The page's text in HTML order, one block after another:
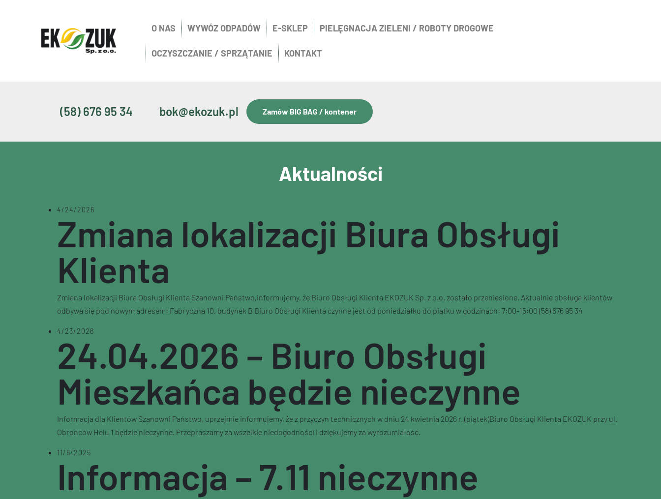
O NAS WYWÓZ ODPADÓW E-SKLEP PIELĘGNACJA ZIELENI / ROBOTY DROGOWE
OCZYSZCZANIE / SPRZĄTANIE KONTAKT
(58) 676 95 34 bok@ekozuk.pl Zamów BIG BAG / kontener
Aktualności
4/24/2026
Zmiana lokalizacji Biura Obsługi
Klienta
Zmiana lokalizacji Biura Obsługi Klienta Szanowni Państwo,informujemy, że Biuro Obsługi Klienta EKOZUK Sp. z o.o. zostało przeniesione. Aktualnie obsługa klientów
odbywa się pod nowym adresem: Fabryczna 10, budynek B Biuro Obsługi Klienta czynne jest od poniedziałku do piątku w godzinach: 7:00-15:00 (58) 676 95 34
4/23/2026
24.04.2026 – Biuro Obsługi
Mieszkańca będzie nieczynne
Informacja dla Klientów Szanowni Państwo, uprzejmie informujemy, że z przyczyn technicznych w dniu 24 kwietnia 2026 r. (piątek)Biuro Obsługi Klienta EKOZUK przy ul.
Obrońców Helu 1 będzie nieczynne. Przepraszamy za wszelkie niedogodności i dziękujemy za wyrozumiałość.
11/6/2025
Informacja – 7.11 nieczynne